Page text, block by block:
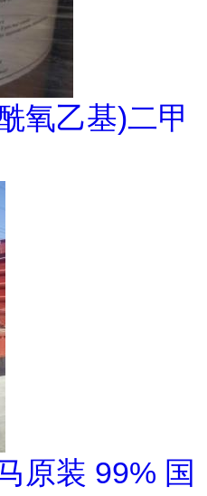
氧乙基)二甲
原装 99% 国